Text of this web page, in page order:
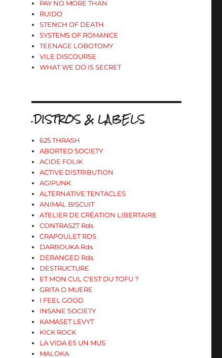
PAY NO MORE THAN
RUIDO
STENCH OF DEATH
SYSTEMS OF ROMANCE
TEENAGE LOBOTOMY
VILE DISCOURSE
WHAT WE DO IS SECRET
.DISTROS & LABELS
625 THRASH
ABORTED SOCIETY
ACIDE FOLIK
ACTIVE DISTRIBUTION
AGIPUNK
ALTERNATIVE TENTACLES
ANIMAL BISCUIT
ATELIER DE CRÉATION LIBERTAIRE
CONTRASZT Rds
CRAPOULET RDS
DARBOUKA Rds
DERANGED Rds
DESTRUCTURE
ET MON CUL C'EST DU TOFU ?
GRITA O MUERE
I FEEL GOOD
INSANE SOCIETY
KAMASET LEVYT
KICK ROCK
LA VIDA ES UN MUS
MALOKA